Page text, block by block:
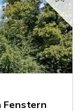
Fenstern